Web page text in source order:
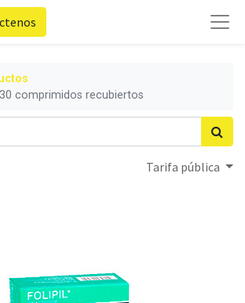
comprimidos recubiertos
Tarifa pública